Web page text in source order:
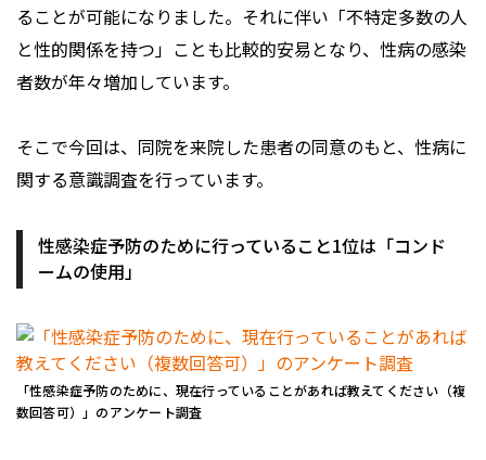
ることが可能になりました。それに伴い「不特定多数の人
と性的関係を持つ」ことも比較的安易となり、性病の感染
者数が年々増加しています。
そこで今回は、同院を来院した患者の同意のもと、性病に
関する意識調査を行っています。
性感染症予防のために行っていること1位は「コンド
ームの使用」
「性感染症予防のために、現在行っていることがあれば教えてください（複
数回答可）」のアンケート調査